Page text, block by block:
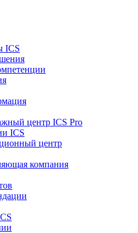
ICS
центр ICS Pro
ICS
центр
компания